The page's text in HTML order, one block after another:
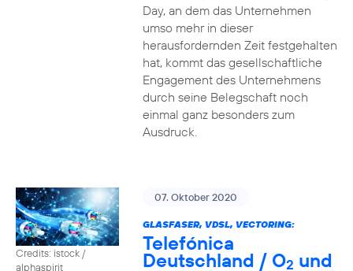
Day, an dem das Unternehmen
umso mehr in dieser
herausfordernden Zeit festgehalten
hat, kommt das gesellschaftliche
Engagement des Unternehmens
durch seine Belegschaft noch
einmal ganz besonders zum
Ausdruck.
Credits: istock /
alphaspirit
07. Oktober 2020
GLASFASER, VDSL, VECTORING:
Telefónica
Deutschland / O2 und